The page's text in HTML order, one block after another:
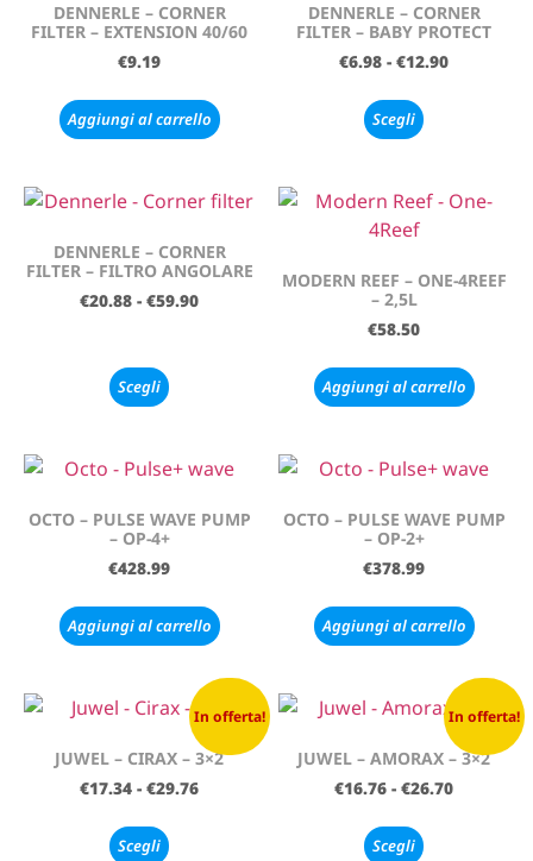
DENNERLE – CORNER
FILTER – EXTENSION 40/60
€9.19
Aggiungi al carrello
DENNERLE – CORNER
FILTER – BABY PROTECT
€6.98 - €12.90
Scegli
DENNERLE – CORNER
FILTER – FILTRO ANGOLARE
€20.88 - €59.90
Scegli
MODERN REEF – ONE-4REEF
– 2,5L
€58.50
Aggiungi al carrello
OCTO – PULSE WAVE PUMP
– OP-4+
€428.99
Aggiungi al carrello
OCTO – PULSE WAVE PUMP
– OP-2+
€378.99
Aggiungi al carrello
In offerta!
JUWEL – CIRAX – 3×2
€17.34 - €29.76
Scegli
In offerta!
JUWEL – AMORAX – 3×2
€16.76 - €26.70
Scegli